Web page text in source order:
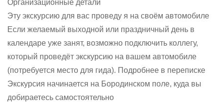
Организационные детали
Эту экскурсию для вас проведу я на своём автомобиле
Если желаемый выходной или праздничный день в
календаре уже занят, возможно подключить коллегу,
который проведёт экскурсию на вашем автомобиле
(потребуется место для гида). Подробнее в переписке
Экскурсия начинается на Бородинском поле, куда вы
добираетесь самостоятельно